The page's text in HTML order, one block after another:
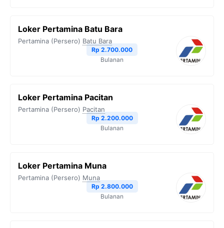
Loker Pertamina Batu Bara
Pertamina (Persero) Batu Bara
Rp 2.700.000
Bulanan
Loker Pertamina Pacitan
Pertamina (Persero) Pacitan
Rp 2.200.000
Bulanan
Loker Pertamina Muna
Pertamina (Persero) Muna
Rp 2.800.000
Bulanan